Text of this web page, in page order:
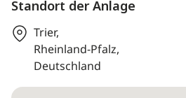
Standort der Anlage
Trier,
Rheinland-Pfalz,
Deutschland